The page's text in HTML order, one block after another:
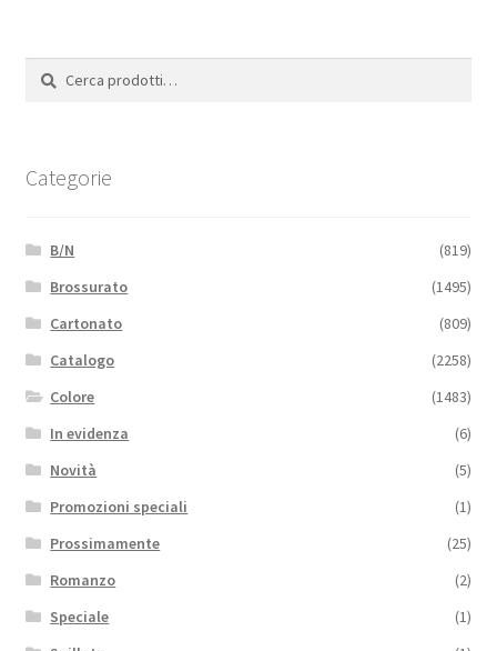
Cerca:
Cerca
Categorie
B/N
(819)
Brossurato
(1495)
Cartonato
(809)
Catalogo
(2258)
Colore
(1483)
In evidenza
(6)
Novità
(5)
Promozioni speciali
(1)
Prossimamente
(25)
Romanzo
(2)
Speciale
(1)